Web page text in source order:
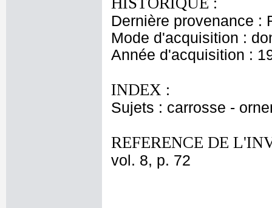
Dernière provenance :
Mode d'acquisition :
Année d'acquisition :
INDEX :
Sujets : carrosse -
REFERENCE DE
vol. 8, p. 72